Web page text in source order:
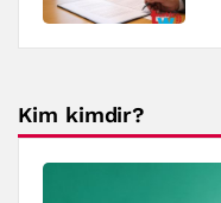
Kim kimdir?